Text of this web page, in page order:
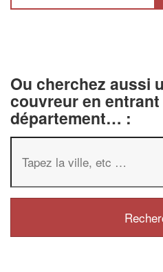
Ou cherchez aussi
couvreur en
département… :